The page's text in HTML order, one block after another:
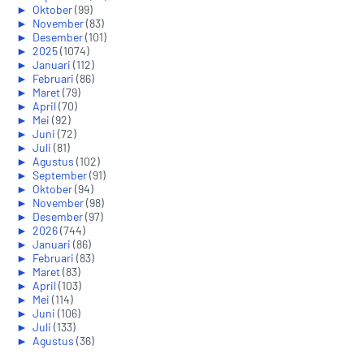
► Oktober(99)
► November(83)
► Desember(101)
► 2025(1074)
► Januari (112)
► Februari (86)
► Maret(79)
► April(70)
► Mei (92)
► Juni (72)
► Juli (81)
► Agustus (102)
► September(91)
► Oktober(94)
► November(98)
► Desember(97)
► 2026(744)
► Januari (86)
► Februari (83)
► Maret(83)
► April(103)
► Mei (114)
► Juni (106)
► Juli (133)
► Agustus (36)